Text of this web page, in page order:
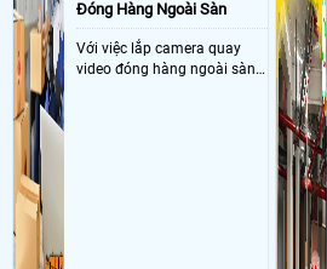
Đóng Hàng Ngoài Sàn
Với việc lắp camera quay
video đóng hàng ngoài sàn